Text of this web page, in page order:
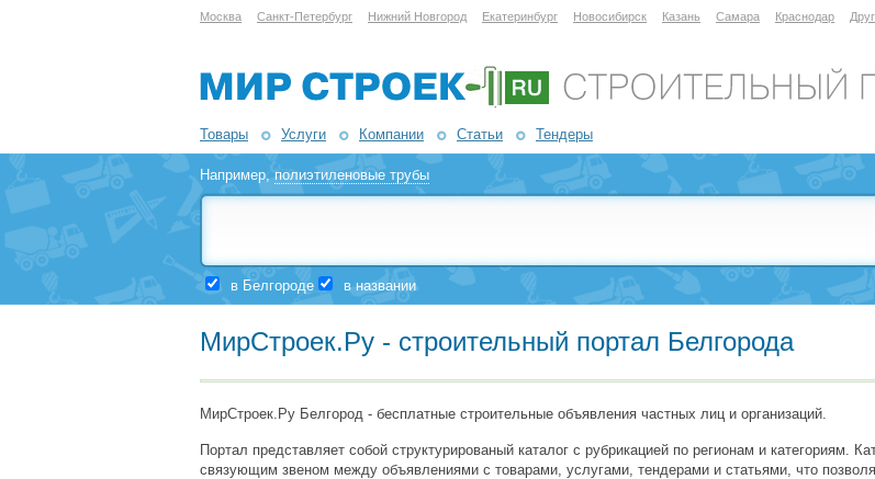
Москва Санкт-Петербург Нижний Новгород Екатеринбург Новосибирск Казань Самара Краснодар
Товары Услуги Компании Статьи Тендеры
Например,полиэтиленовые трубы
в Белгороде в названии
МирСтроек.Ру - строительный портал Белгорода
МирСтроек.Ру Белгород - бесплатные строительные объявления частных лиц и организаций.
Портал представляет собой структурированый каталог с рубрикацией по регионам и категориям.
связующим звеном между объявлениями с товарами, услугами, тендерами и статьями, что